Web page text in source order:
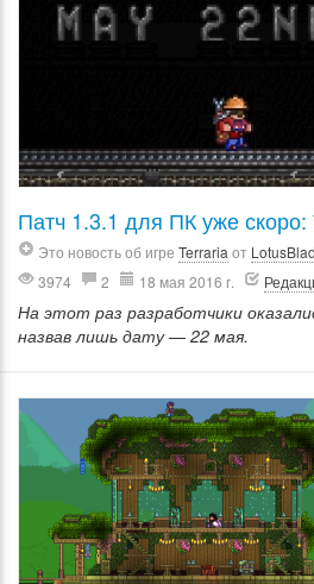
Патч 1.3.1 для ПК уже скоро:
Это новость об игре Terraria от
3974
2 18 мая 2016 г.
На этот раз разработчики
назвав лишь дату — 22 мая.